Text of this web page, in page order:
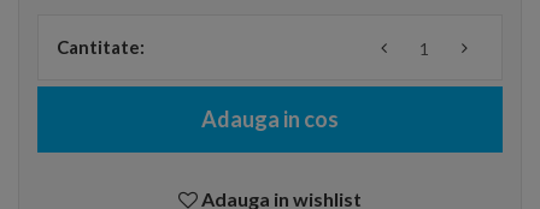
Cantitate:
Adauga in cos
Adauga in wishlist